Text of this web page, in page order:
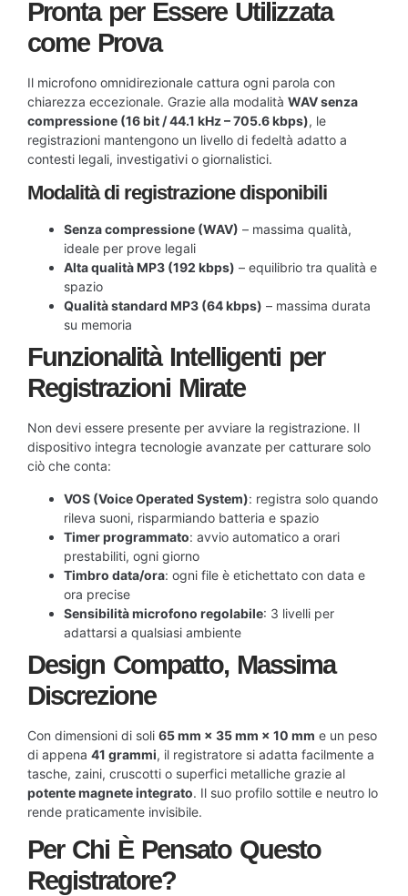
Pronta per Essere Utilizzata
come Prova
Il microfono omnidirezionale cattura ogni parola con
chiarezza eccezionale. Grazie alla modalità WAV senza
compressione (16 bit / 44.1 kHz – 705.6 kbps), le
registrazioni mantengono un livello di fedeltà adatto a
contesti legali, investigativi o giornalistici.
Modalità di registrazione disponibili
Senza compressione (WAV) – massima qualità,
ideale per prove legali
Alta qualità MP3 (192 kbps) – equilibrio tra qualità e
spazio
Qualità standard MP3 (64 kbps) – massima durata
su memoria
Funzionalità Intelligenti per
Registrazioni Mirate
Non devi essere presente per avviare la registrazione. Il
dispositivo integra tecnologie avanzate per catturare solo
ciò che conta:
VOS (Voice Operated System): registra solo quando
rileva suoni, risparmiando batteria e spazio
Timer programmato: avvio automatico a orari
prestabiliti, ogni giorno
Timbro data/ora: ogni file è etichettato con data e
ora precise
Sensibilità microfono regolabile: 3 livelli per
adattarsi a qualsiasi ambiente
Design Compatto, Massima
Discrezione
Con dimensioni di soli 65 mm × 35 mm × 10 mm e un peso
di appena 41 grammi, il registratore si adatta facilmente a
tasche, zaini, cruscotti o superfici metalliche grazie al
potente magnete integrato. Il suo profilo sottile e neutro lo
rende praticamente invisibile.
Per Chi È Pensato Questo
Registratore?